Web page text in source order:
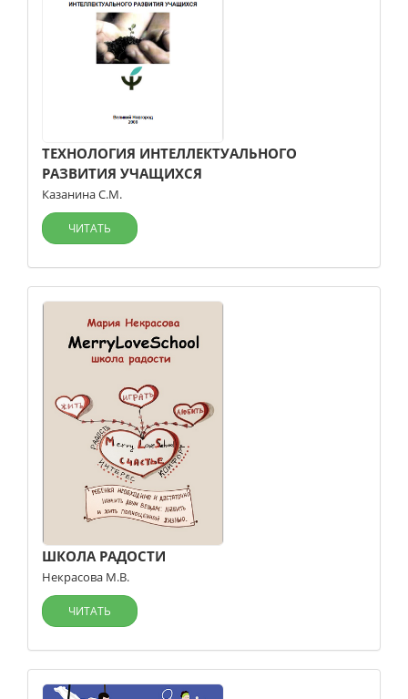
ТЕХНОЛОГИЯ ИНТЕЛЛЕКТУАЛЬНОГО
РАЗВИТИЯ УЧАЩИХСЯ
Казанина С.М.
ЧИТАТЬ
ШКОЛА РАДОСТИ
Некрасова М.В.
ЧИТАТЬ